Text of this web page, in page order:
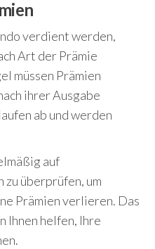
verdient werden,
Art der Prämie
müssen Prämien
ihrer Ausgabe
ab und werden
auf
überprüfen, um
Prämien verlieren. Das
Ihnen helfen, Ihre